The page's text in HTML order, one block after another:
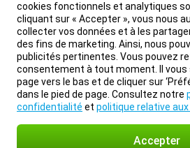
cookies fonctionnels et analytiques
cliquant sur « Accepter », vous nous
collecter vos données et à les
des fins de marketing. Ainsi, nous
publicités pertinentes. Vous pouvez
consentement à tout moment. Il
page vers le bas et de cliquer sur
dans le pied de page. Consultez notre
confidentialité et politique relative
Accepter